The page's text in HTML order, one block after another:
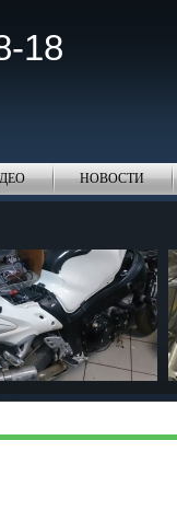
18
НОВОСТИ